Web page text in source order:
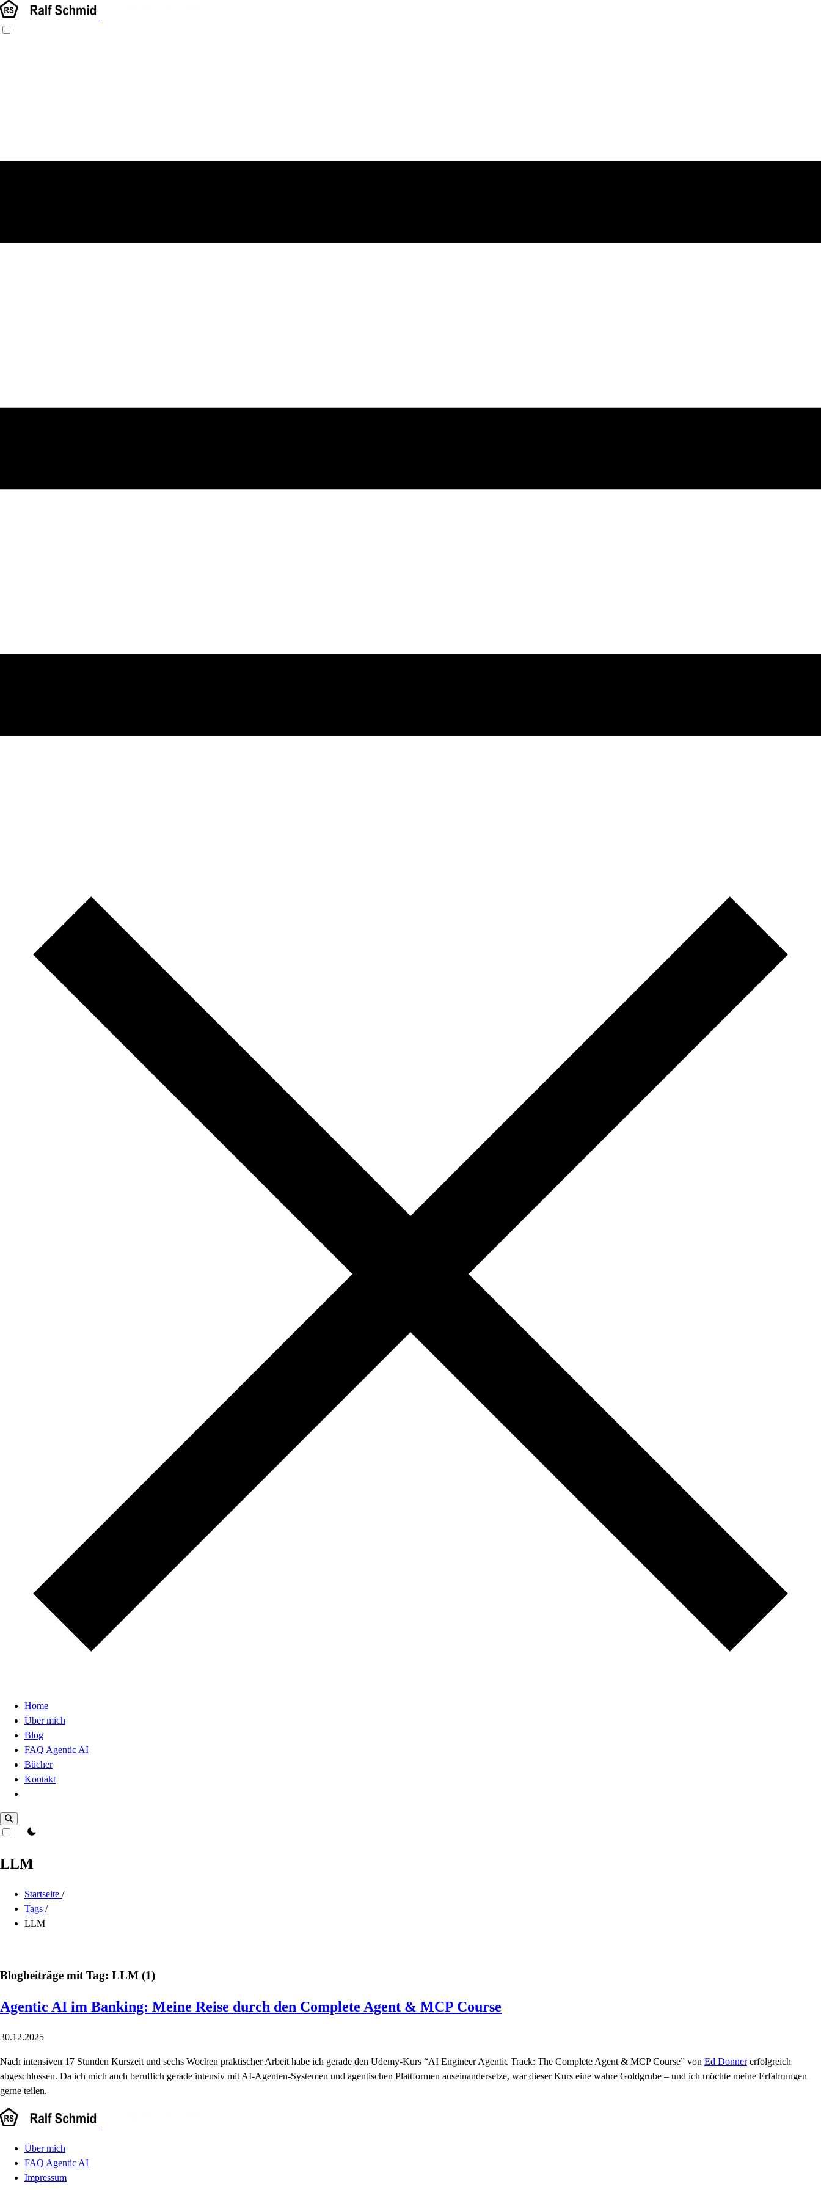
Home
Über mich
Blog
FAQ Agentic AI
Bücher
Kontakt
theme switcher
LLM
Startseite /
Tags /
LLM
Blogbeiträge mit Tag: LLM (1)
Agentic AI im Banking: Meine Reise durch den Complete Agent & MCP Course
30.12.2025
Nach intensiven 17 Stunden Kurszeit und sechs Wochen praktischer Arbeit habe ich gerade den Udemy-Kurs “AI Engineer Agentic Track: The Complete Agent & MCP Course” von Ed Donnererfolgreich
abgeschlossen. Da ich mich auch beruflich gerade intensiv mit AI-Agenten-Systemen und agentischen Plattformen auseinandersetze, war dieser Kurs eine wahre Goldgrube – und ich möchte meine Erfahrungen
gerne teilen.
Über mich
FAQ Agentic AI
Impressum